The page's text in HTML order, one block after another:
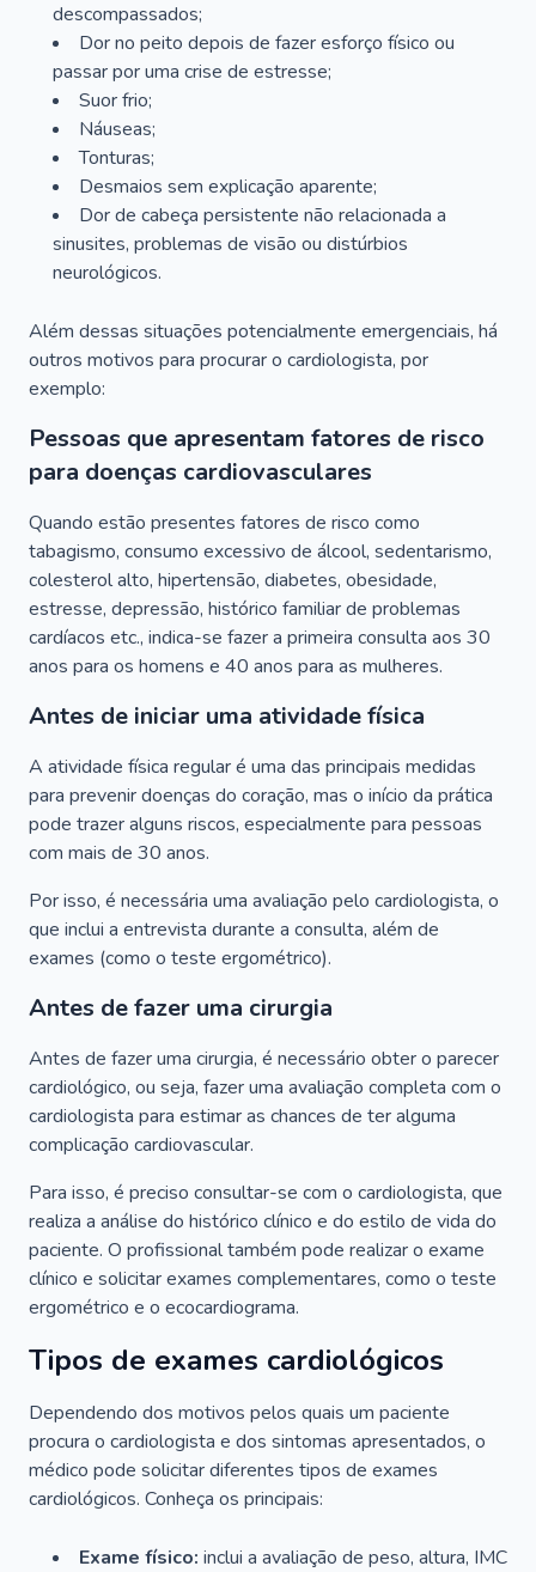
descompassados;
Dor no peito depois de fazer esforço físico ou
passar por uma crise de estresse;
Suor frio;
Náuseas;
Tonturas;
Desmaios sem explicação aparente;
Dor de cabeça persistente não relacionada a
sinusites, problemas de visão ou distúrbios
neurológicos.
Além dessas situações potencialmente emergenciais, há
outros motivos para procurar o cardiologista, por
exemplo:
Pessoas que apresentam fatores de risco
para doenças cardiovasculares
Quando estão presentes fatores de risco como
tabagismo, consumo excessivo de álcool, sedentarismo,
colesterol alto, hipertensão, diabetes, obesidade,
estresse, depressão, histórico familiar de problemas
cardíacos etc., indica-se fazer a primeira consulta aos 30
anos para os homens e 40 anos para as mulheres.
Antes de iniciar uma atividade física
A atividade física regular é uma das principais medidas
para prevenir doenças do coração, mas o início da prática
pode trazer alguns riscos, especialmente para pessoas
com mais de 30 anos.
Por isso, é necessária uma avaliação pelo cardiologista, o
que inclui a entrevista durante a consulta, além de
exames (como o teste ergométrico).
Antes de fazer uma cirurgia
Antes de fazer uma cirurgia, é necessário obter o parecer
cardiológico, ou seja, fazer uma avaliação completa com o
cardiologista para estimar as chances de ter alguma
complicação cardiovascular.
Para isso, é preciso consultar-se com o cardiologista, que
realiza a análise do histórico clínico e do estilo de vida do
paciente. O profissional também pode realizar o exame
clínico e solicitar exames complementares, como o teste
ergométrico e o ecocardiograma.
Tipos de exames cardiológicos
Dependendo dos motivos pelos quais um paciente
procura o cardiologista e dos sintomas apresentados, o
médico pode solicitar diferentes tipos de exames
cardiológicos. Conheça os principais:
Exame físico: inclui a avaliação de peso, altura, IMC